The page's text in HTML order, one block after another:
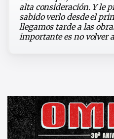
alta consideración. Y le
sabido verlo desde el
llegamos tarde a las
importante es no volver